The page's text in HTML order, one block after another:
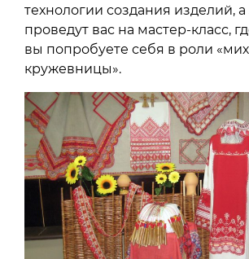
технологии создания изделий, а
проведут вас на мастер-класс,
вы попробуете себя в роли
кружевницы».